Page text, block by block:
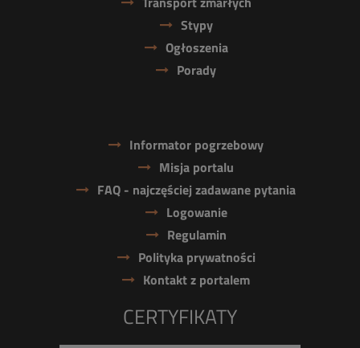
Stypy
Ogłoszenia
Porady
Informator pogrzebowy
Misja portalu
FAQ - najczęściej zadawane pytania
Logowanie
Regulamin
Polityka prywatności
Kontakt z portalem
CERTYFIKATY